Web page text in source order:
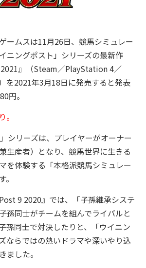
ームスは11月26日、競馬シミュレー
ニングポスト」シリーズの最新作
2021』（Steam／PlayStation 4／
2021年3月18日に発売すると発表
円。
。
シリーズは、プレイヤーがオーナー
生産者）となり、競馬世界に生きる
を体験する「本格派競馬シミュレー
9 2020』では、「子孫継承システ
孫同士がチームを組んでライバルと
孫同士で対決したりと、「ウイニン
ならではの熱いドラマや深いやり込
ました。